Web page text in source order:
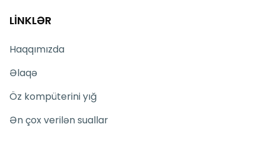
LİNKLƏR
Haqqımızda
Əlaqə
Öz kompüterini yığ
Ən çox verilən suallar